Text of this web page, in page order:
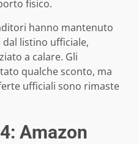
fisico.
hanno mantenuto
listino ufficiale,
a calare. Gli
qualche sconto, ma
ufficiali sono rimaste
Amazon